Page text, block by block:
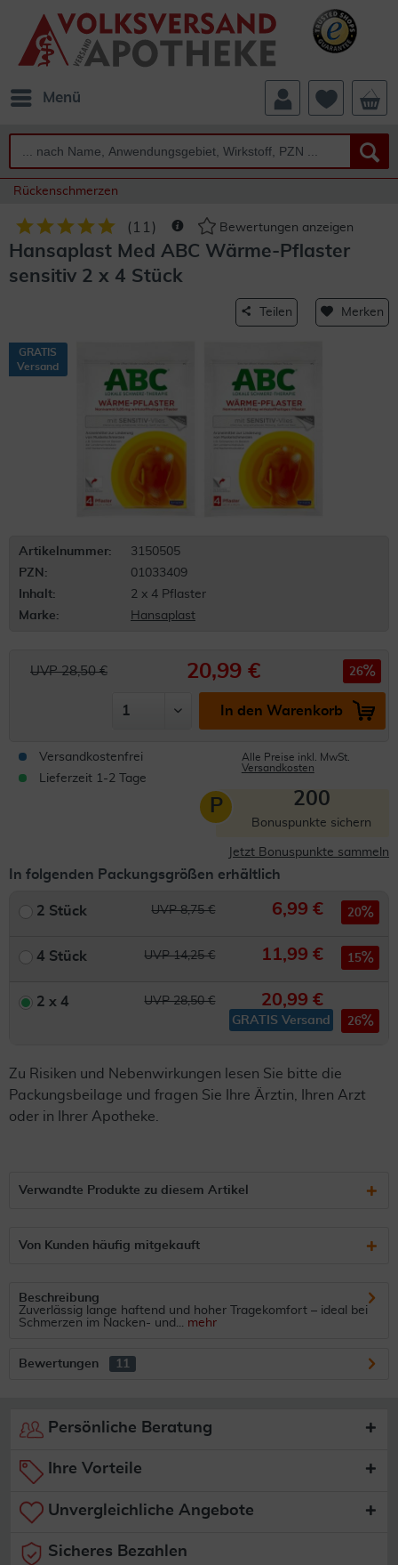
Menü
Rückenschmerzen
( 11 ) Bewertungen anzeigen
Hansaplast Med ABC Wärme-Pflaster
sensitiv 2 x 4 Stück
Teilen Merken
GRATIS
Versand
Artikelnummer:
3150505
PZN:
01033409
Inhalt:
2 x 4 Pflaster
Marke:
Hansaplast
UVP 28,50 € 20,99 € 26
In den Warenkorb
Versandkostenfrei
Lieferzeit 1-2 Tage
Alle Preise inkl. MwSt.
Versandkosten
P 200
Bonuspunkte sichern
Jetzt Bonuspunkte sammeln
In folgenden Packungsgrößen erhältlich
2 Stück UVP 8,75 € 6,99 € 20
4 Stück UVP 14,25 € 11,99 € 15
2 x 4 UVP 28,50 € 20,99 €
GRATIS Versand 26
Zu Risiken und Nebenwirkungen lesen Sie bitte die
Packungsbeilage und fragen Sie Ihre Ärztin, Ihren Arzt
oder in Ihrer Apotheke.
Verwandte Produkte zu diesem Artikel
Von Kunden häufig mitgekauft
Beschreibung
Zuverlässig lange haftend und hoher Tragekomfort – ideal bei
Schmerzen im Nacken- und... mehr
Bewertungen 11
Persönliche Beratung
Ihre Vorteile
Unvergleichliche Angebote
Sicheres Bezahlen